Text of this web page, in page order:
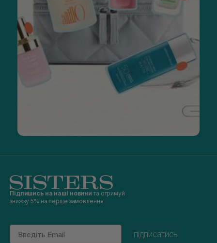
Підпишись на наші новини та отримуй
знижку 5% на перше замовлення
Email
підписатись